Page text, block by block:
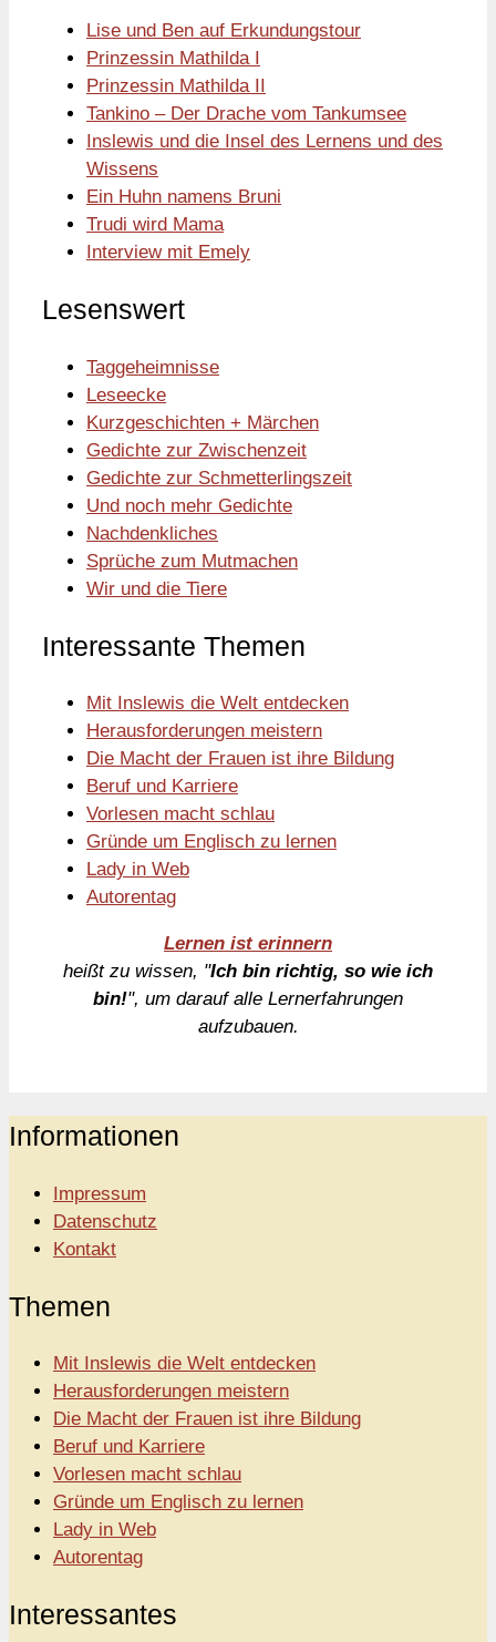
Lise und Ben auf Erkundungstour
Prinzessin Mathilda I
Prinzessin Mathilda II
Tankino – Der Drache vom Tankumsee
Inslewis und die Insel des Lernens und des
Wissens
Ein Huhn namens Bruni
Trudi wird Mama
Interview mit Emely
Lesenswert
Taggeheimnisse
Leseecke
Kurzgeschichten + Märchen
Gedichte zur Zwischenzeit
Gedichte zur Schmetterlingszeit
Und noch mehr Gedichte
Nachdenkliches
Sprüche zum Mutmachen
Wir und die Tiere
Interessante Themen
Mit Inslewis die Welt entdecken
Herausforderungen meistern
Die Macht der Frauen ist ihre Bildung
Beruf und Karriere
Vorlesen macht schlau
Gründe um Englisch zu lernen
Lady in Web
Autorentag
Lernen ist erinnern
heißt zu wissen, "Ich bin richtig, so wie ich
bin!", um darauf alle Lernerfahrungen
aufzubauen.
Informationen
Impressum
Datenschutz
Kontakt
Themen
Mit Inslewis die Welt entdecken
Herausforderungen meistern
Die Macht der Frauen ist ihre Bildung
Beruf und Karriere
Vorlesen macht schlau
Gründe um Englisch zu lernen
Lady in Web
Autorentag
Interessantes